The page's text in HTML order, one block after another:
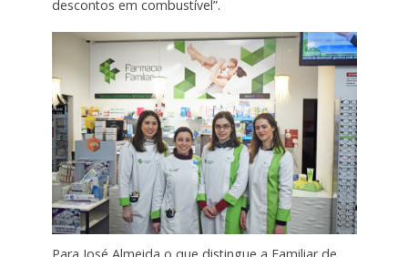
descontos em combustível”.